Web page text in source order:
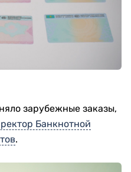
зарубежные заказы,
Банкнотной
.